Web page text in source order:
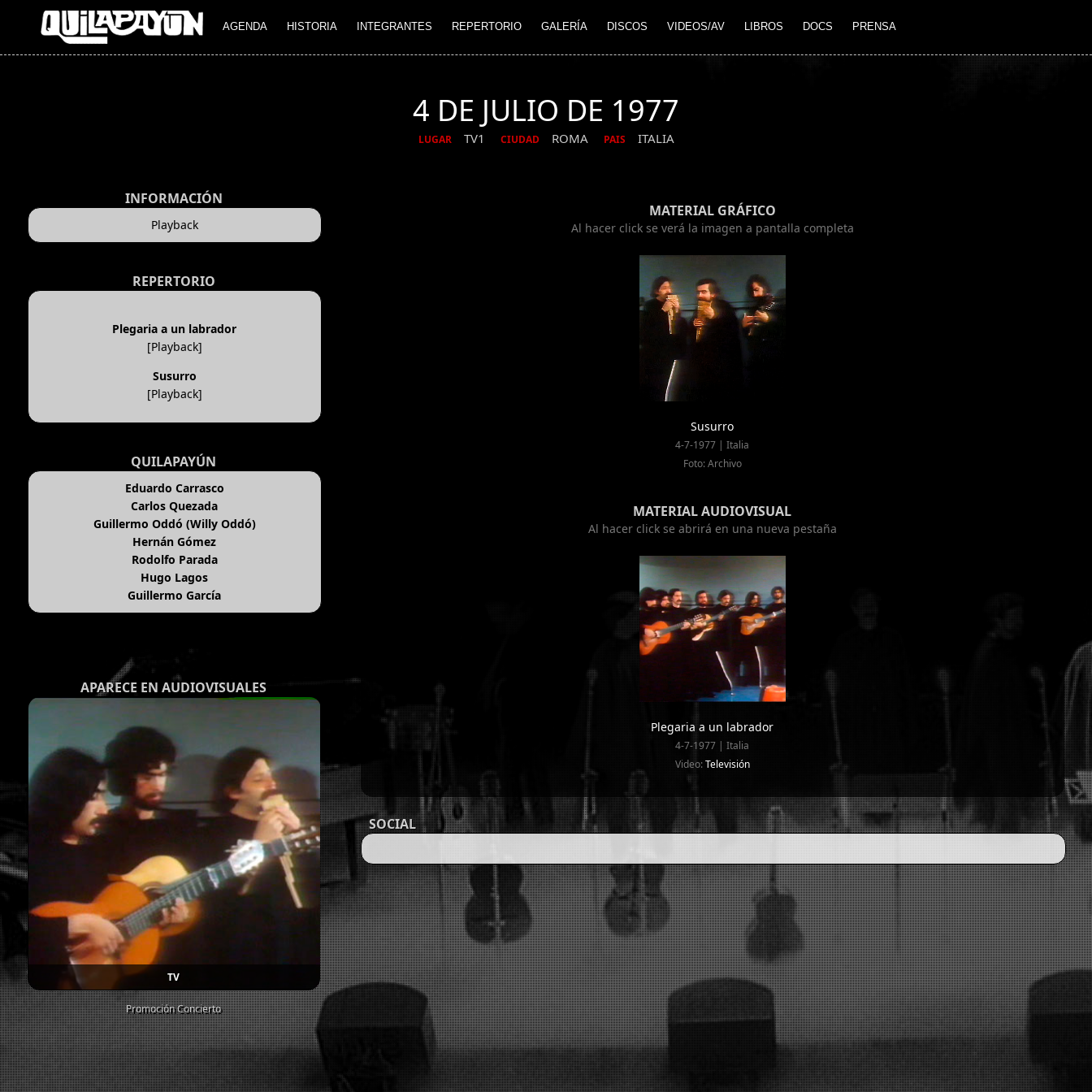
AGENDA HISTORIA INTEGRANTES REPERTORIO GALERÍA DISCOS VIDEOS/AV LIBROS DOCS PRENSA
4 DE JULIO DE 1977
LUGAR TV1 CIUDAD ROMA PAIS ITALIA
INFORMACIÓN
Playback
REPERTORIO
Plegaria a un labrador
[Playback]
Susurro
[Playback]
QUILAPAYÚN
Eduardo Carrasco
Carlos Quezada
Guillermo Oddó (Willy Oddó)
Hernán Gómez
Rodolfo Parada
Hugo Lagos
Guillermo García
APARECE EN AUDIOVISUALES
TV
Promoción Concierto
MATERIAL GRÁFICO
Al hacer click se verá la imagen a pantalla completa
Susurro
4-7-1977 | Italia
Foto: Archivo
MATERIAL AUDIOVISUAL
Al hacer click se abrirá en una nueva pestaña
Plegaria a un labrador
4-7-1977 | Italia
Video:Televisión
SOCIAL